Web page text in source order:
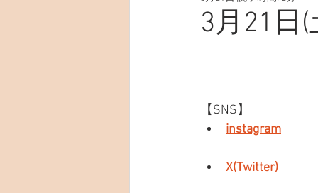
3月21日(
【SNS】
instagram
X(Twitter)